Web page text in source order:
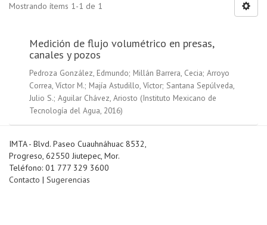
Mostrando ítems 1-1 de 1
Medición de flujo volumétrico en presas,
canales y pozos
Pedroza González, Edmundo; Millán Barrera, Cecia; Arroyo
Correa, Víctor M.; Majía Astudillo, Víctor; Santana Sepúlveda,
Julio S.; Aguilar Chávez, Ariosto (Instituto Mexicano de
Tecnología del Agua, 2016)
IMTA - Blvd. Paseo Cuauhnáhuac 8532,
Progreso, 62550 Jiutepec, Mor.
Teléfono: 01 777 329 3600
Contacto | Sugerencias